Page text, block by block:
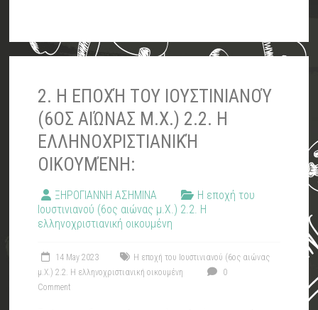
2. Η ΕΠΟΧΉ ΤΟΥ ΙΟΥΣΤΙΝΙΑΝΟΎ
(6ΟΣ ΑΙΏΝΑΣ Μ.Χ.) 2.2. Η
ΕΛΛΗΝΟΧΡΙΣΤΙΑΝΙΚΉ
ΟΙΚΟΥΜΈΝΗ:
ΞΗΡΟΓΙΑΝΝΗ ΑΣΗΜΙΝΑ
Η εποχή του
Ιουστινιανού (6ος αιώνας μ.Χ.) 2.2. Η
ελληνοχριστιανική οικουμένη
14 May 2023
Η εποχή του Ιουστινιανού (6ος αιώνας
μ.Χ.) 2.2. Η ελληνοχριστιανική οικουμένη
0
Comment